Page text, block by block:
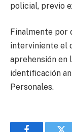
policial, previo
Finalmente por
interviniente el
aprehensión en
identificación
Personales.